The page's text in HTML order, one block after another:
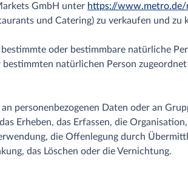
GmbH unter https://www.metro.de/
und Catering) zu verkaufen und zu
oder bestimmbare natürliche
natürlichen Person
personenbezogenen Daten oder an
Erheben, das Erfassen, die
die Offenlegung durch
das Löschen oder die Vernichtung.